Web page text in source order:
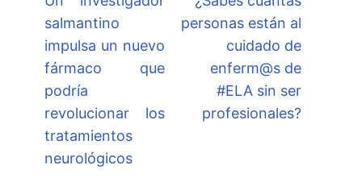
salmantino
impulsa un nuevo
fármaco que
podría
revolucionar los
tratamientos
neurológicos
personas están al
cuidado de
enferm@s de
#ELA sin ser
profesionales?